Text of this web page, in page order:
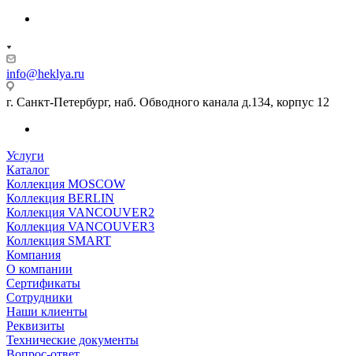
info@heklya.ru
г. Санкт-Петербург, наб. Обводного канала д.134, корпус 12
Услуги
Каталог
Коллекция MOSCOW
Коллекция BERLIN
Коллекция VANCOUVER2
Коллекция VANCOUVER3
Коллекция SMART
Компания
О компании
Сертификаты
Сотрудники
Наши клиенты
Реквизиты
Технические документы